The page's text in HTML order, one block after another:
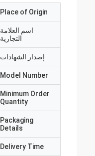
Place of Origin
اسم العلامة
التجارية
إصدار الشهادات
Model Number
Minimum Order
Quantity
Packaging
Details
Delivery Time